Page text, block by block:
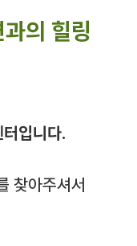
의 힐링
입니다.
찾아주셔서